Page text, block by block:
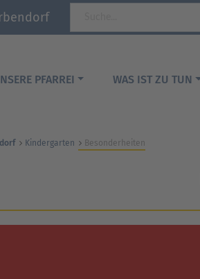
PFARREI WAS IST ZU TUN
Kindergarten Besonderheiten